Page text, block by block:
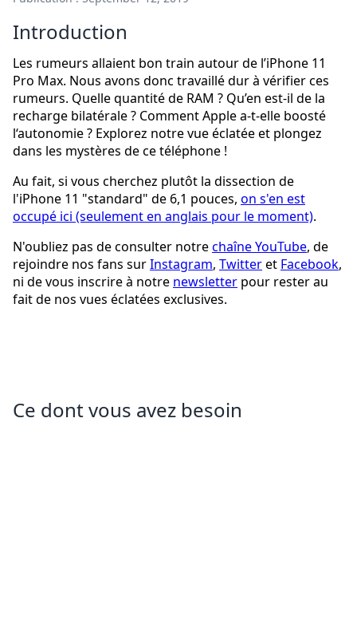
Introduction
Les rumeurs allaient bon train autour de l’iPhone 11
Pro Max. Nous avons donc travaillé dur à vérifier ces
rumeurs. Quelle quantité de RAM ? Qu’en est-il de la
recharge bilatérale ? Comment Apple a-t-elle boosté
l‘autonomie ? Explorez notre vue éclatée et plongez
dans les mystères de ce téléphone !
Au fait, si vous cherchez plutôt la dissection de
l'iPhone 11 "standard" de 6,1 pouces, on s'en est
occupé ici (seulement en anglais pour le moment).
N'oubliez pas de consulter notrechaîne YouTube, de
rejoindre nos fans surInstagram, Twitteret Facebook,
ni de vous inscrire à notre newsletter pour rester au
fait de nos vues éclatées exclusives.
Ce dont vous avez besoin